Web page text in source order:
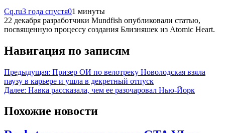
Cq.ru3 года спустя01 минуты
22 декабря разработчики Mundfish опубликовали статью,
посвященную процессу создания Близняшек из Atomic Heart.
Навигация по записям
Предыдущая: Призер ОИ по велотреку Новолодская взяла
паузу в карьере и ушла в декретный отпуск
Далее: Навка рассказала, чем ее разочаровал Нью-Йорк
Похожие новости